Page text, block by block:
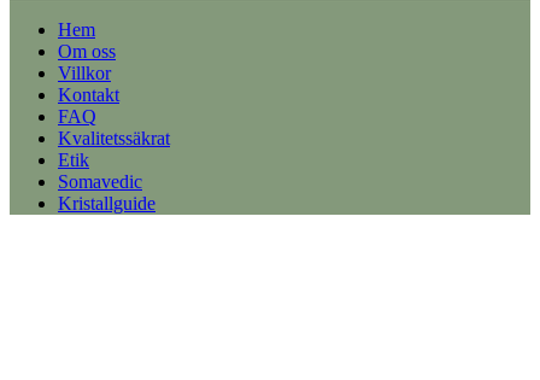
Hem
Om oss
Villkor
Kontakt
FAQ
Kvalitetssäkrat
Etik
Somavedic
Kristallguide